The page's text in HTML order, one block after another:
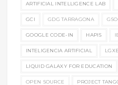
ARTIFICIAL INTELLIGENCE LAB
GCI GDG TARRAGONA
GOOGLE CODE-IN HAPIS
INTELIGENCIA ARTIFICIAL
LIQUID GALAXY FOR EDUCATION
OPEN SOURCE PROJECT